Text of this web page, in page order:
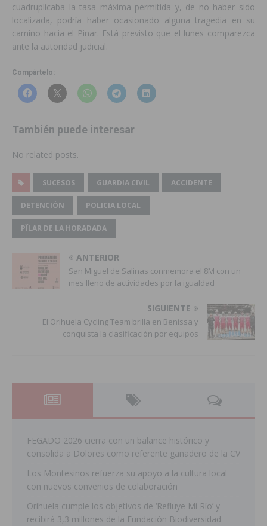
cuadruplicaba la tasa máxima permitida y, de no haber sido
localizada, podría haber ocasionado alguna tragedia en su
camino hacia el Pinar. Está previsto que el lunes comparezca
ante la autoridad judicial.
Compártelo:
También puede interesar
No related posts.
SUCESOS GUARDIA CIVIL ACCIDENTE
DETENCIÓN POLICIA LOCAL
PÎLAR DE LA HORADADA
ANTERIOR
San Miguel de Salinas conmemora el 8M con un
mes lleno de actividades por la igualdad
SIGUIENTE
El Orihuela Cycling Team brilla en Benissa y
conquista la clasificación por equipos
FEGADO 2026 cierra con un balance histórico y
consolida a Dolores como referente ganadero de la CV
Los Montesinos refuerza su apoyo a la cultura local
con nuevos convenios de colaboración
Orihuela cumple los objetivos de ‘Refluye Mi Río’ y
recibirá 3,3 millones de la Fundación Biodiversidad